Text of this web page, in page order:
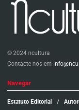
© 2024 ncultura
Contacte-nos em
Navegar
Estatuto Editorial